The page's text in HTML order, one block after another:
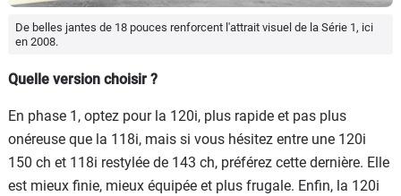
De belles jantes de 18 pouces renforcent l'attrait visuel de la Série 1, ici
en 2008.
Quelle version choisir ?
En phase 1, optez pour la 120i, plus rapide et pas plus
onéreuse que la 118i, mais si vous hésitez entre une 120i
150 ch et 118i restylée de 143 ch, préférez cette dernière. Elle
est mieux finie, mieux équipée et plus frugale. Enfin, la 120i